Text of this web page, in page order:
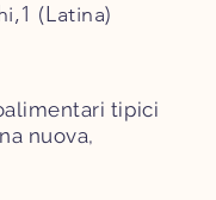
(Latina)
tipici
nuova,